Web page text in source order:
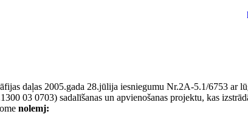
daļas 2005.gada 28.jūlija iesniegumu Nr.2A-5.1/6753 ar
03 0703) sadalīšanas un apvienošanas projektu, kas
nolemj: